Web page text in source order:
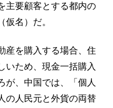
主要顧客とする都内の
名）だ。
産を購入する場合、住
いため、現金一括購入
が、中国では、「個人
の人民元と外貨の両替